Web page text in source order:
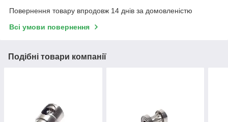
Повернення товару впродовж 14 днів за домовленістю
Всі умови повернення
Подібні товари компанії